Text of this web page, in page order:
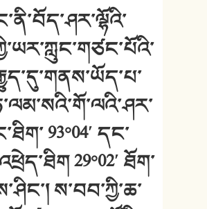
93°04′ དང་
29°02′ ཐོག་
ས་བབ་ཀྱི་ཆ་